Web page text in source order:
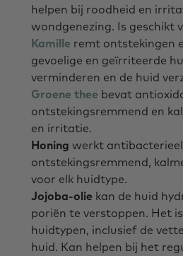
helpen bij roodheid en
wondgenezing. Is geschikt
Kamille remt ontstekingen
gevoelige en geïrriteerde
verminderen en de huid
Groene thee bevat
ontstekingsremmend en
en irritatie.
Honing werkt
ontstekingsremmend,
voor elk huidtype.
Jojoba-olie kan de huid
poriën te verstoppen. Het
huidtypen, inclusief de
huid. Kan helpen bij het